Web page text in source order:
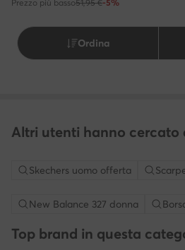
Prezzo più basso51,95 €-5%
Ordina
Altri utenti hanno cercato
Skechers uomo offerta
New Balance 327 donna
Top brand in questa